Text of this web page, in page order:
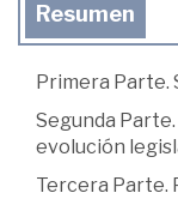
Resumen
Primera Parte.
Segunda Parte.
evolución
Tercera Parte.